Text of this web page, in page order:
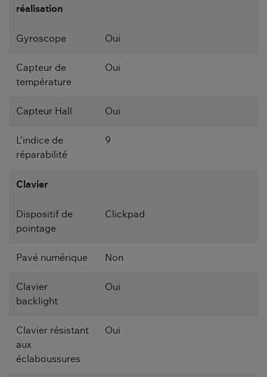
réalisation
Gyroscope Oui
Capteur de
température
Oui
Capteur Hall Oui
L’indice de
réparabilité
9
Clavier
Dispositif de
pointage
Clickpad
Pavé numérique Non
Clavier
backlight
Oui
Clavier résistant
aux
éclaboussures
Oui